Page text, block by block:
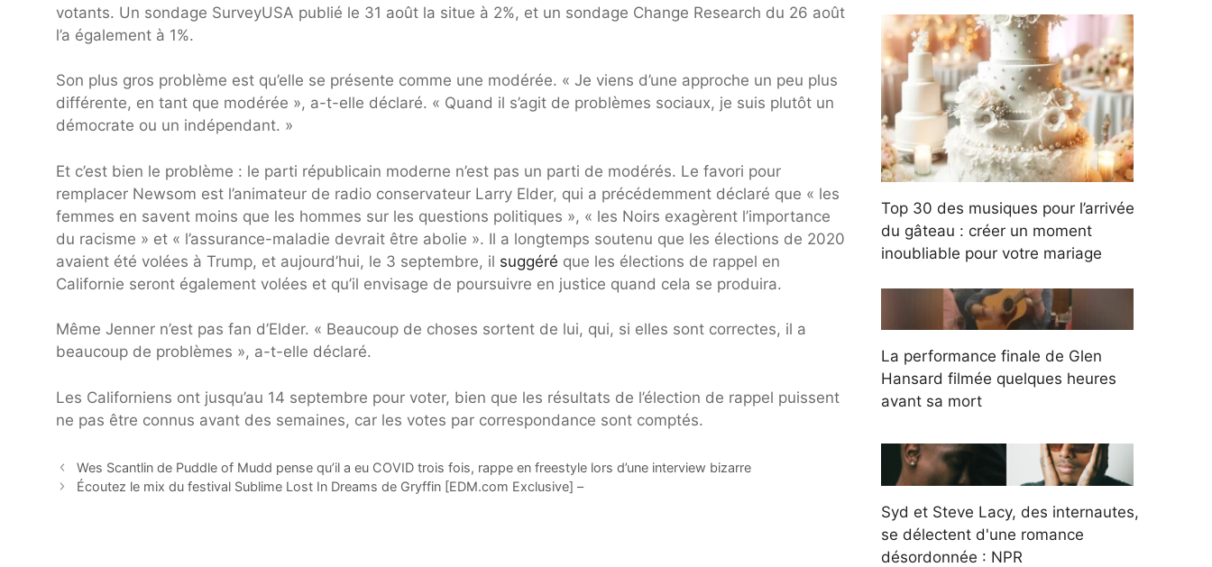
votants. Un sondage SurveyUSA publié le 31 août la situe à 2%, et un sondage Change Research du 26 août
l’a également à 1%.
Son plus gros problème est qu’elle se présente comme une modérée. « Je viens d’une approche un peu plus
différente, en tant que modérée », a-t-elle déclaré. « Quand il s’agit de problèmes sociaux, je suis plutôt un
démocrate ou un indépendant. »
Et c’est bien le problème : le parti républicain moderne n’est pas un parti de modérés. Le favori pour
remplacer Newsom est l’animateur de radio conservateur Larry Elder, qui a précédemment déclaré que « les
femmes en savent moins que les hommes sur les questions politiques », « les Noirs exagèrent l’importance
du racisme » et « l’assurance-maladie devrait être abolie ». Il a longtemps soutenu que les élections de 2020
avaient été volées à Trump, et aujourd’hui, le 3 septembre, il suggéré que les élections de rappel en
Californie seront également volées et qu’il envisage de poursuivre en justice quand cela se produira.
Même Jenner n’est pas fan d’Elder. « Beaucoup de choses sortent de lui, qui, si elles sont correctes, il a
beaucoup de problèmes », a-t-elle déclaré.
Les Californiens ont jusqu’au 14 septembre pour voter, bien que les résultats de l’élection de rappel puissent
ne pas être connus avant des semaines, car les votes par correspondance sont comptés.
Wes Scantlin de Puddle of Mudd pense qu’il a eu COVID trois fois, rappe en freestyle lors d’une interview bizarre
Écoutez le mix du festival Sublime Lost In Dreams de Gryffin [EDM.com Exclusive] –
Top 30 des musiques pour l’arrivée
du gâteau : créer un moment
inoubliable pour votre mariage
La performance finale de Glen
Hansard filmée quelques heures
avant sa mort
Syd et Steve Lacy, des internautes,
se délectent d'une romance
désordonnée : NPR